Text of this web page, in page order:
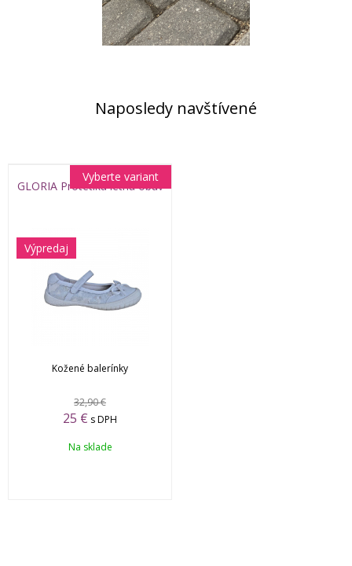
Naposledy navštívené
GLORIA Protetika letná obuv
Výpredaj
Kožené balerínky
32,90 €
25 € s DPH
Vyberte variant
Na sklade